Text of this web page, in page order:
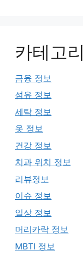
카테고리
금융 정보
섬유 정보
세탁 정보
옷 정보
건강 정보
치과 위치 정보
리뷰정보
이슈 정보
일상 정보
머리카락 정보
MBTI 정보